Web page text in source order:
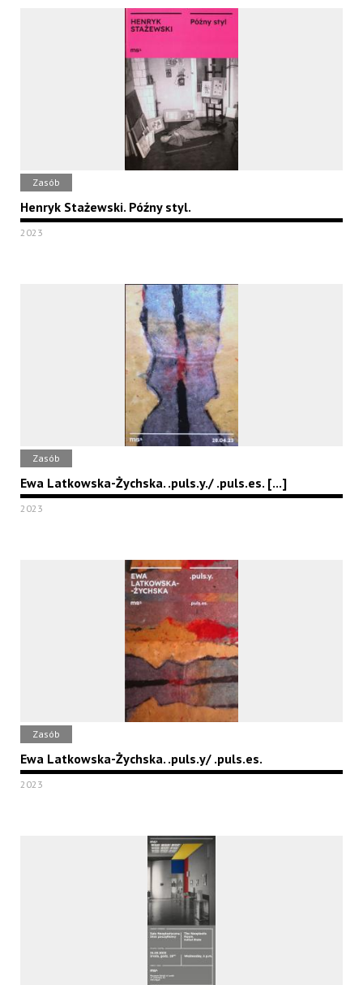
Zasób
Henryk Stażewski. Późny styl.
2023
Zasób
Ewa Latkowska-Żychska. .puls.y./ .puls.es. [...]
2023
Zasób
Ewa Latkowska-Żychska. .puls.y/ .puls.es.
2023